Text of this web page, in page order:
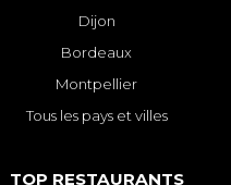
Dijon
Bordeaux
Montpellier
Tous les pays et villes
TOP RESTAURANTS